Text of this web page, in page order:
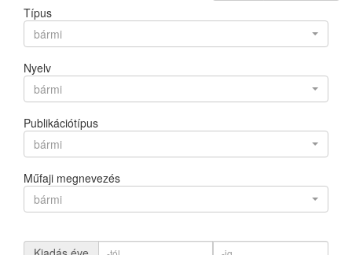
Típus
bármi
Nyelv
bármi
Publikációtípus
bármi
Műfaji megnevezés
bármi